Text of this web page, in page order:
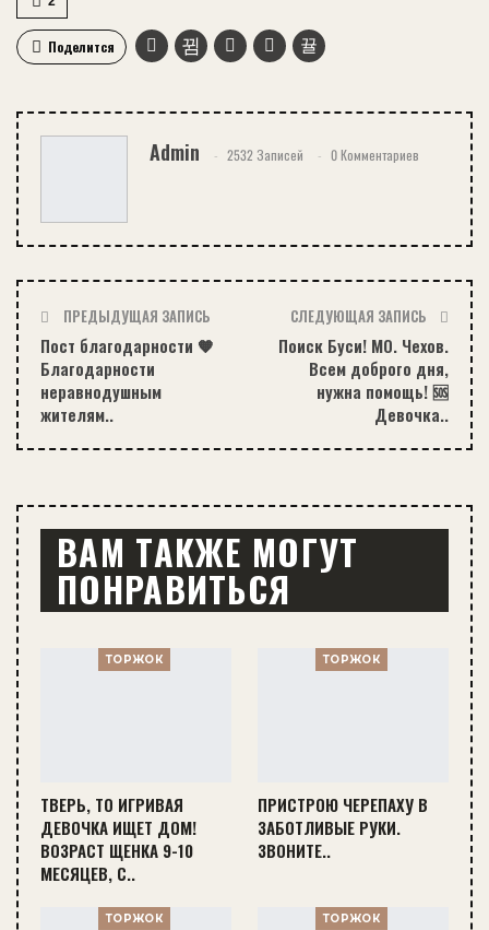
Поделится
Admin 2532 Записей 0 Комментариев
ПРЕДЫДУЩАЯ ЗАПИСЬ
Пост благодарности 🧡
Благодарности
неравнодушным
жителям..
СЛЕДУЮЩАЯ ЗАПИСЬ
Поиск Буси! МО. Чехов.
Всем доброго дня,
нужна помощь! 🆘
Девочка..
ВАМ ТАКЖЕ МОГУТ
ПОНРАВИТЬСЯ
ТОРЖОК
ТВЕРЬ, ТО ИГРИВАЯ
ДЕВОЧКА ИЩЕТ ДОМ!
ВОЗРАСТ ЩЕНКА 9-10
МЕСЯЦЕВ, С..
ТОРЖОК
ПРИСТРОЮ ЧЕРЕПАХУ В
ЗАБОТЛИВЫЕ РУКИ.
ЗВОНИТЕ..
ТОРЖОК ТОРЖОК